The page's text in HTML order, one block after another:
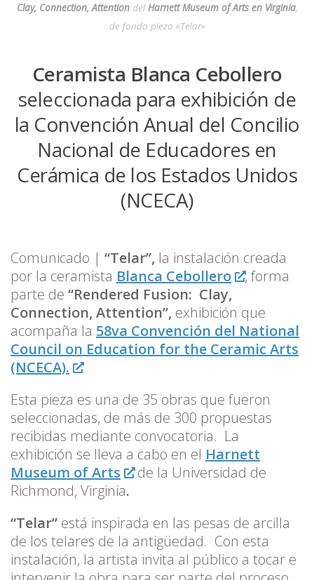
Clay, Connection, Attentiondel Harnett Museum of Arts en Virginia,
de fondo pieza «Telar»
Ceramista Blanca Cebollero
seleccionada para exhibición de
la Convención Anual del Concilio
Nacional de Educadores en
Cerámica de los Estados Unidos
(NCECA)
Comunicado | “Telar”, la instalación creada
por la ceramista Blanca Cebollero
, forma
parte de “Rendered Fusion: Clay,
Connection, Attention”, exhibición que
acompaña la 58va Convención del National
Council on Education for the Ceramic Arts
(NCECA).
Esta pieza es una de 35 obras que fueron
seleccionadas, de más de 300 propuestas
recibidas mediante convocatoria. La
exhibición se lleva a cabo en el Harnett
Museum of Arts
de la Universidad de
Richmond, Virginia.
“Telar” está inspirada en las pesas de arcilla
de los telares de la antigüedad. Con esta
instalación, la artista invita al público a tocar e